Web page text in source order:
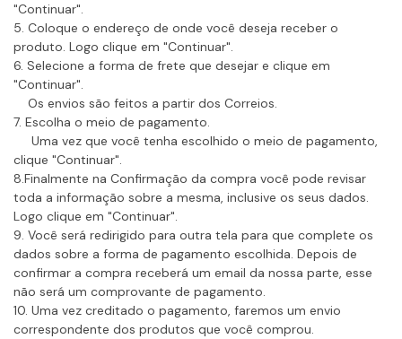
"Continuar".
5. Coloque o endereço de onde você deseja receber o
produto. Logo clique em "Continuar".
6. Selecione a forma de frete que desejar e clique em
"Continuar".
Os envios são feitos a partir dos Correios.
7. Escolha o meio de pagamento.
Uma vez que você tenha escolhido o meio de pagamento,
clique "Continuar".
8.Finalmente na Confirmação da compra você pode revisar
toda a informação sobre a mesma, inclusive os seus dados.
Logo clique em "Continuar".
9. Você será redirigido para outra tela para que complete os
dados sobre a forma de pagamento escolhida. Depois de
confirmar a compra receberá um email da nossa parte, esse
não será um comprovante de pagamento.
10. Uma vez creditado o pagamento, faremos um envio
correspondente dos produtos que você comprou.